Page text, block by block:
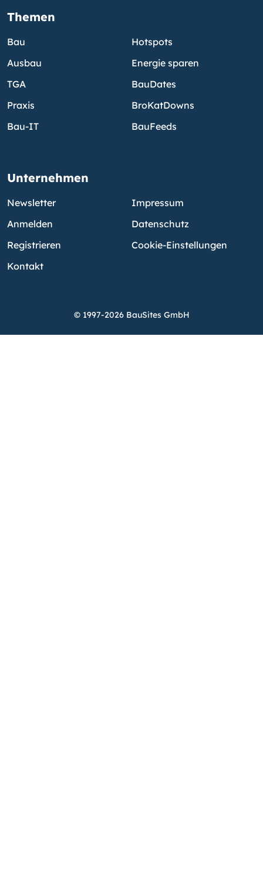
Themen
Bau
Ausbau
TGA
Praxis
Bau-IT
Hotspots
Energie sparen
BauDates
BroKatDowns
BauFeeds
Unternehmen
Newsletter
Anmelden
Registrieren
Kontakt
Impressum
Datenschutz
Cookie-Einstellungen
© 1997-2026 BauSites GmbH